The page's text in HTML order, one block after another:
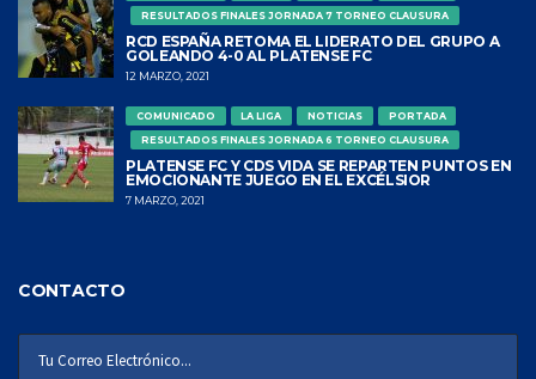
RESULTADOS FINALES JORNADA 7 TORNEO CLAUSURA
RCD ESPAÑA RETOMA EL LIDERATO DEL GRUPO A
GOLEANDO 4-0 AL PLATENSE FC
12 MARZO, 2021
COMUNICADO LA LIGA NOTICIAS
PORTADA
RESULTADOS FINALES JORNADA 6 TORNEO CLAUSURA
PLATENSE FC Y CDS VIDA SE REPARTEN PUNTOS EN
EMOCIONANTE JUEGO EN EL EXCÉLSIOR
7 MARZO, 2021
CONTACTO